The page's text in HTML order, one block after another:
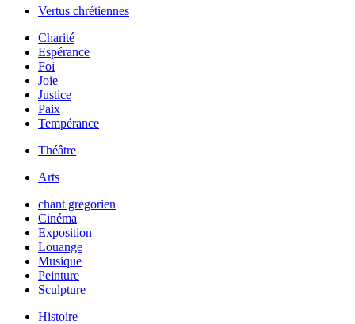
Vertus chrétiennes
Charité
Espérance
Foi
Joie
Justice
Paix
Tempérance
Théâtre
Arts
chant gregorien
Cinéma
Exposition
Louange
Musique
Peinture
Sculpture
Histoire